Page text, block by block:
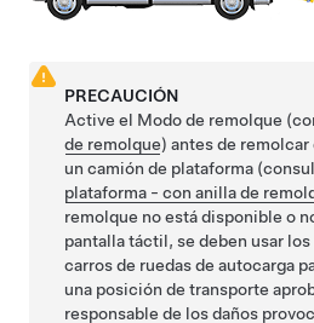
PRECAUCIÓN
Active el Modo de remolque
de remolque) antes de remolcar
un camión de plataforma
plataforma - con anilla de
remolque no está disponible o
pantalla táctil, se deben usar
carros de ruedas de autocarga
una posición de transporte
responsable de los daños